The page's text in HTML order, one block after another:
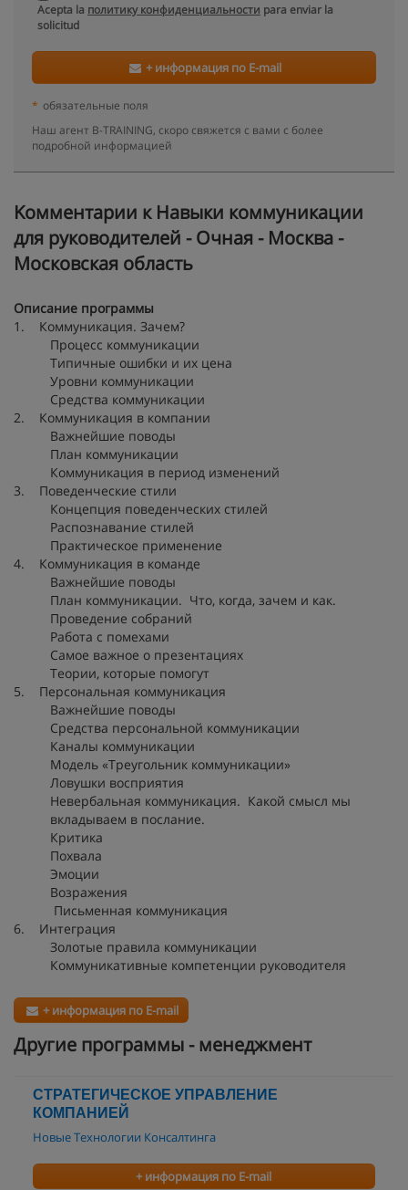
Acepta la политику конфиденциальности para enviar la
solicitud
+ информация по E-mail
* обязательные поля
Наш агент B-TRAINING, скоро свяжется с вами с более
подробной информацией
Kомментарии к Навыки коммуникации
для руководителей - Очная - Москва -
Московская область
Описание программы
1. Коммуникация. Зачем?
Процесс коммуникации
Типичные ошибки и их цена
Уровни коммуникации
Средства коммуникации
2. Коммуникация в компании
Важнейшие поводы
План коммуникации
Коммуникация в период изменений
3. Поведенческие стили
Концепция поведенческих стилей
Распознавание стилей
Практическое применение
4. Коммуникация в команде
Важнейшие поводы
План коммуникации. Что, когда, зачем и как.
Проведение собраний
Работа с помехами
Самое важное о презентациях
Теории, которые помогут
5. Персональная коммуникация
Важнейшие поводы
Средства персональной коммуникации
Каналы коммуникации
Модель «Треугольник коммуникации»
Ловушки восприятия
Невербальная коммуникация. Какой смысл мы
вкладываем в послание.
Критика
Похвала
Эмоции
Возражения
Письменная коммуникация
6. Интеграция
Золотые правила коммуникации
Коммуникативные компетенции руководителя
+ информация по E-mail
Другие программы - менеджмент
СТРАТЕГИЧЕСКОЕ УПРАВЛЕНИЕ
КОМПАНИЕЙ
Новые Технологии Консалтинга
+ информация по E-mail